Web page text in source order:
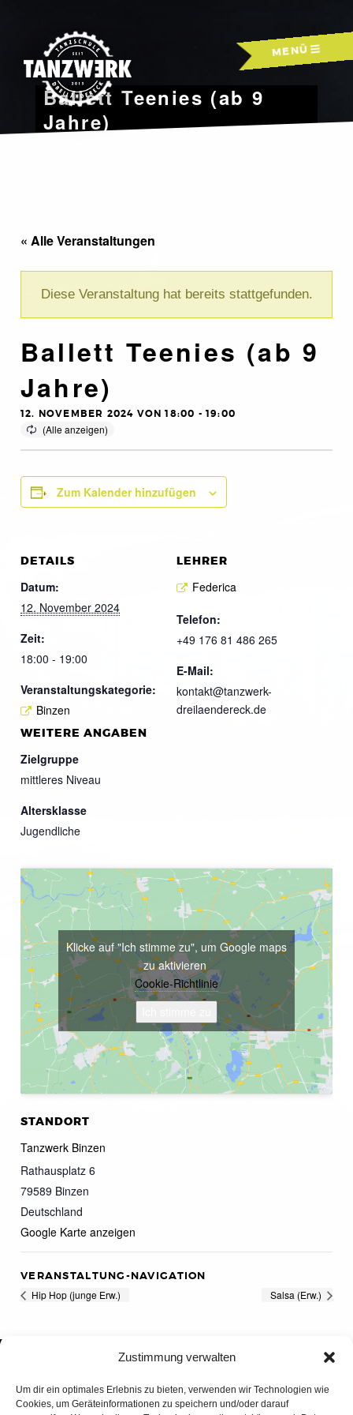
Zustimmung verwalten
Um dir ein optimales Erlebnis zu bieten, verwenden wir Technologien wie
Cookies, um Geräteinformationen zu speichern und/oder darauf
MENÜ
Ballett Teenies (ab 9
Jahre)
« Alle Veranstaltungen
Diese Veranstaltung hat bereits stattgefunden.
Ballett Teenies (ab 9
Jahre)
12. NOVEMBER 2024 VON 18:00 -19:00
Zum Kalender hinzufügen
DETAILS
Datum:
12. November 2024
Zeit:
18:00 - 19:00
Veranstaltungskategorie:
Binzen
LEHRER
Federica
Telefon:
+49 176 81 486 265
E-Mail:
kontakt@tanzwerk-
dreilaendereck.de
WEITERE ANGABEN
Zielgruppe
mittleres Niveau
Altersklasse
Jugendliche
STANDORT
Tanzwerk Binzen
Rathausplatz 6
79589 Binzen
Deutschland
Google Karte anzeigen
Klicke auf "Ich stimme zu", um Google maps
zu aktivieren
Cookie-Richtlinie
VERANSTALTUNG-NAVIGATION
Hip Hop (junge Erw.) Salsa (Erw.)